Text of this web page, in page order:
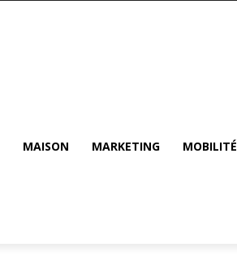
MAISON MARKETING MOBILITÉ